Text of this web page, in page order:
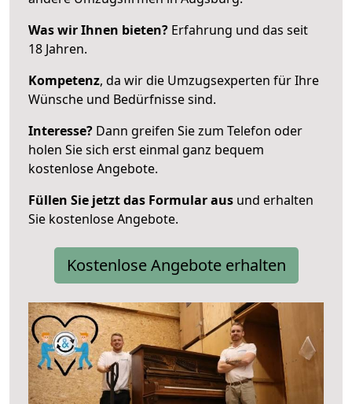
Was wir Ihnen bieten? Erfahrung und das seit
18 Jahren.
Kompetenz, da wir die Umzugsexperten für Ihre
Wünsche und Bedürfnisse sind.
Interesse? Dann greifen Sie zum Telefon oder
holen Sie sich erst einmal ganz bequem
kostenlose Angebote.
Füllen Sie jetzt das Formular aus und erhalten
Sie kostenlose Angebote.
Kostenlose Angebote erhalten